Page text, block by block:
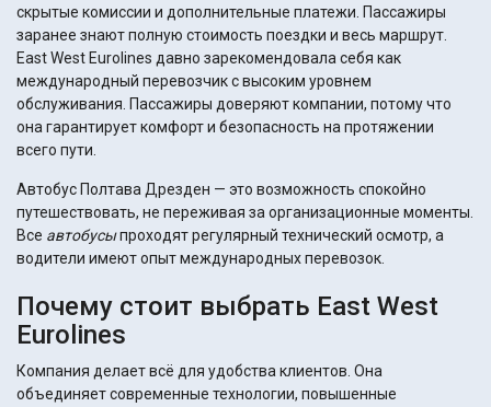
скрытые комиссии и дополнительные платежи. Пассажиры
заранее знают полную стоимость поездки и весь маршрут.
East West Eurolines давно зарекомендовала себя как
международный перевозчик с высоким уровнем
обслуживания. Пассажиры доверяют компании, потому что
она гарантирует комфорт и безопасность на протяжении
всего пути.
Автобус Полтава Дрезден — это возможность спокойно
путешествовать, не переживая за организационные моменты.
Все автобусыпроходят регулярный технический осмотр, а
водители имеют опыт международных перевозок.
Почему стоит выбрать East West
Eurolines
Компания делает всё для удобства клиентов. Она
объединяет современные технологии, повышенные